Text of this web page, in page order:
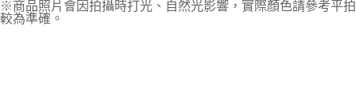
※商品照片會因拍攝時打光、自然光影響，實際顏色請參考平拍
較為準確。